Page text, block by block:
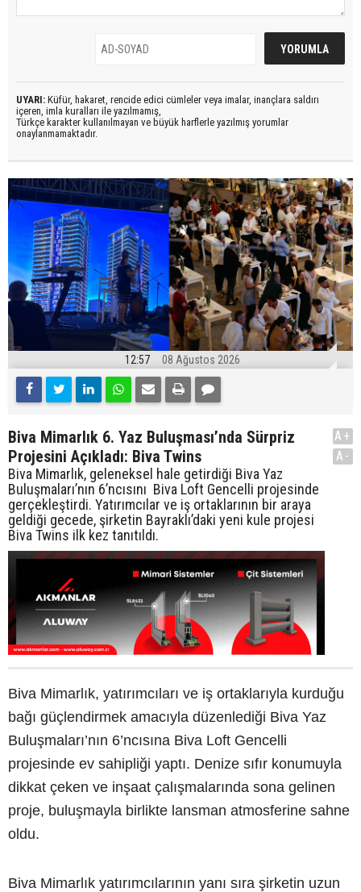
UYARI: Küfür, hakaret, rencide edici cümleler veya imalar, inançlara saldırı
içeren, imla kuralları ile yazılmamış,
Türkçe karakter kullanılmayan ve büyük harflerle yazılmış yorumlar
onaylanmamaktadır.
12:57 08 Ağustos 2026
Biva Mimarlık 6. Yaz Buluşması’nda Sürpriz
Projesini Açıkladı: Biva Twins
Biva Mimarlık, geleneksel hale getirdiği Biva Yaz
Buluşmaları’nın 6’ncısını Biva Loft Gencelli projesinde
gerçekleştirdi. Yatırımcılar ve iş ortaklarının bir araya
geldiği gecede, şirketin Bayraklı’daki yeni kule projesi
Biva Twins ilk kez tanıtıldı.
A+
A-
Biva Mimarlık, yatırımcıları ve iş ortaklarıyla kurduğu
bağı güçlendirmek amacıyla düzenlediği Biva Yaz
Buluşmaları’nın 6’ncısına Biva Loft Gencelli
projesinde ev sahipliği yaptı. Denize sıfır konumuyla
dikkat çeken ve inşaat çalışmalarında sona gelinen
proje, buluşmayla birlikte lansman atmosferine sahne
oldu.
Biva Mimarlık yatırımcılarının yanı sıra şirketin uzun